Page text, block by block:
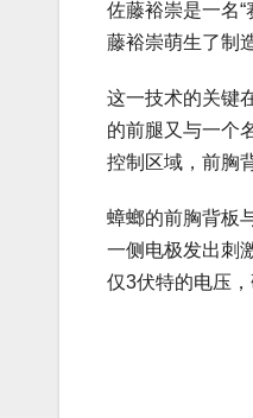
佐藤裕崇是一名
藤裕崇萌生了制
这一技术的关键
的前腿又与一个
控制区域，前胸
蟑螂的前胸背板
一侧电极发出刺
仅3伏特的电压